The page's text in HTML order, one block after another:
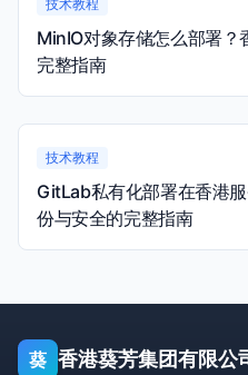
技术教程
MinIO对象存储怎么部署
完整指南
技术教程
GitLab私有化部署在香港
份与安全的完整指南
葵 香港葵芳集团有限公